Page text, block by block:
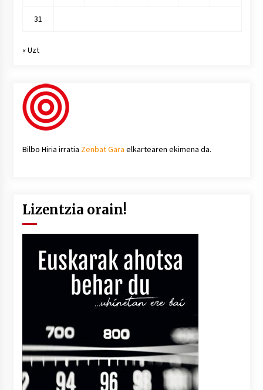
31
« Uzt
Bilbo Hiria irratia Zenbat Gara elkartearen ekimena da.
Lizentzia orain!